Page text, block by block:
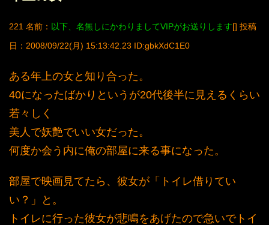
221 名前： 以下、名無しにかわりましてVIPがお送りします[] 投稿
日：2008/09/22(月) 15:13:42.23 ID:gbkXdC1E0
ある年上の女と知り合った。
40になったばかりというが20代後半に見えるくらい
若々しく
美人で妖艶でいい女だった。
何度か会う内に俺の部屋に来る事になった。
部屋で映画見てたら、彼女が「トイレ借りてい
い？」と。
トイレに行った彼女が悲鳴をあげたので急いでトイ